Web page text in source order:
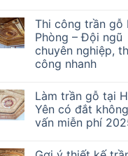
Thi công trần gỗ
Phòng – Đội ngũ
chuyên nghiệp,
công nhanh
Làm trần gỗ tại
Yên có đắt
vấn miễn phí